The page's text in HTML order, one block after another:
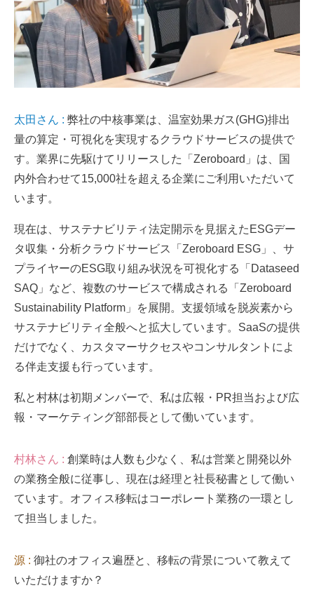
太田さん : 弊社の中核事業は、温室効果ガス(GHG)排出
量の算定・可視化を実現するクラウドサービスの提供で
す。業界に先駆けてリリースした「Zeroboard」は、国
内外合わせて15,000社を超える企業にご利用いただいて
います。
現在は、サステナビリティ法定開示を見据えたESGデー
タ収集・分析クラウドサービス「Zeroboard ESG」、サ
プライヤーのESG取り組み状況を可視化する「Dataseed
SAQ」など、複数のサービスで構成される「Zeroboard
Sustainability Platform」を展開。支援領域を脱炭素から
サステナビリティ全般へと拡大しています。SaaSの提供
だけでなく、カスタマーサクセスやコンサルタントによ
る伴走支援も行っています。
私と村林は初期メンバーで、私は広報・PR担当および広
報・マーケティング部部長として働いています。
村林さん : 創業時は人数も少なく、私は営業と開発以外
の業務全般に従事し、現在は経理と社長秘書として働い
ています。オフィス移転はコーポレート業務の一環とし
て担当しました。
源 : 御社のオフィス遍歴と、移転の背景について教えて
いただけますか？